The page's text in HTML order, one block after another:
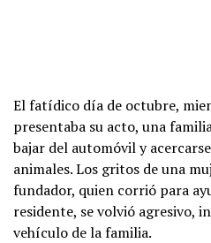
El fatídico día de octubre,
presentaba su acto, una
bajar del automóvil y
animales. Los gritos de una
fundador, quien corrió para
residente, se volvió agresivo,
vehículo de la familia.